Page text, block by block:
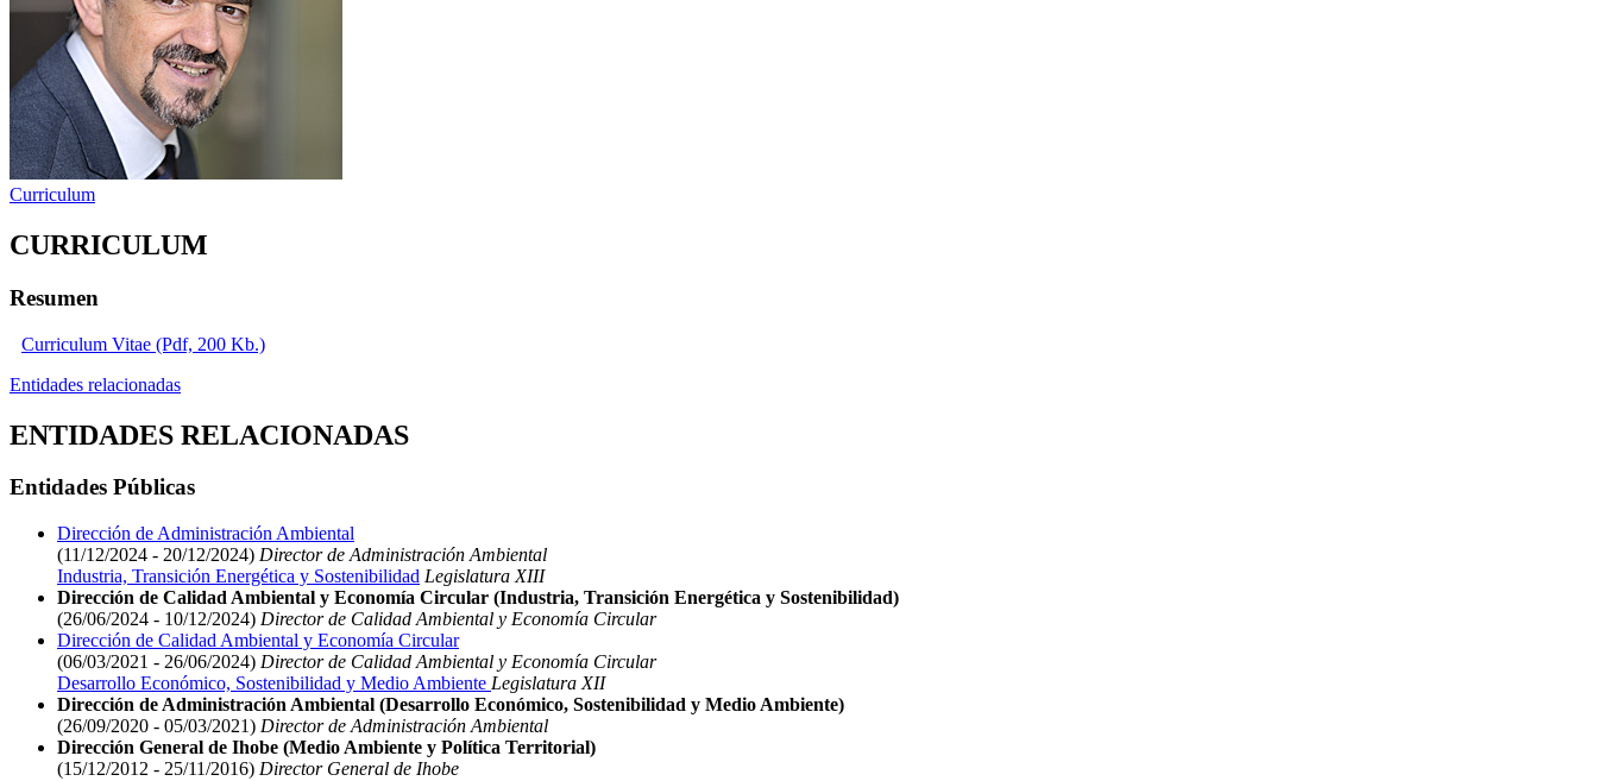
Curriculum
CURRICULUM
Resumen
Curriculum Vitae (Pdf, 200 Kb.)
Entidades relacionadas
ENTIDADES RELACIONADAS
Entidades Públicas
Dirección de Administración Ambiental
(11/12/2024 - 20/12/2024) Director de Administración Ambiental
Industria, Transición Energética y Sostenibilidad Legislatura XIII
Dirección de Calidad Ambiental y Economía Circular (Industria, Transición Energética y Sostenibilidad)
(26/06/2024 - 10/12/2024) Director de Calidad Ambiental y Economía Circular
Dirección de Calidad Ambiental y Economía Circular
(06/03/2021 - 26/06/2024) Director de Calidad Ambiental y Economía Circular
Desarrollo Económico, Sostenibilidad y Medio Ambiente Legislatura XII
Dirección de Administración Ambiental (Desarrollo Económico, Sostenibilidad y Medio Ambiente)
(26/09/2020 - 05/03/2021) Director de Administración Ambiental
Dirección General de Ihobe (Medio Ambiente y Política Territorial)
(15/12/2012 - 25/11/2016) Director General de Ihobe